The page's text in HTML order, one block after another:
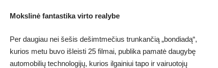
Mokslinė fantastika virto realybe
Per daugiau nei šešis dešimtmečius trunkančią „bondiadą“,
kurios metu buvo išleisti 25 filmai, publika pamatė daugybę
automobilių technologijų, kurios ilgainiui tapo ir vairuotojų